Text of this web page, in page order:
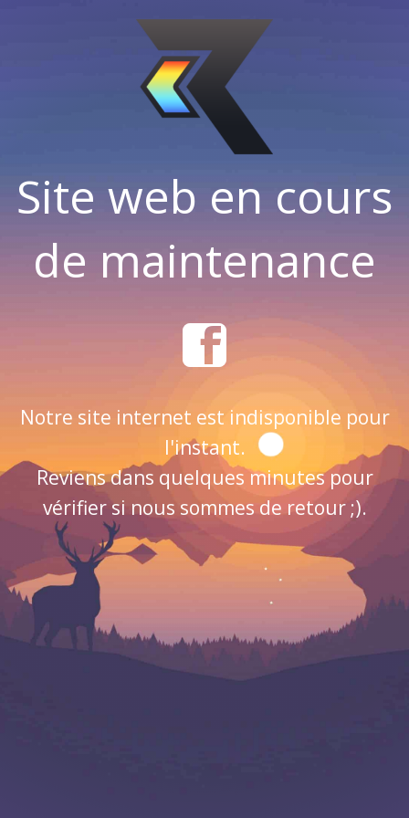
Site web en cours
de maintenance
Notre site internet est indisponible pour
l'instant.
Reviens dans quelques minutes pour
vérifier si nous sommes de retour ;).